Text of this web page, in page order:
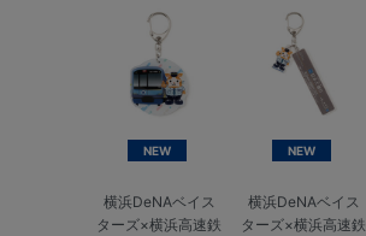
NEW
横浜DeNAベイス
ターズ×横浜高速鉄
NEW
横浜DeNAベイス
ターズ×横浜高速鉄